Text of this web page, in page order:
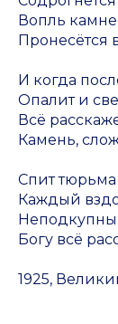
Вопль
Пронесётся
И когда
Опалит и
Всё
Камень,
Спит
Каждый
Богу всё
1925,